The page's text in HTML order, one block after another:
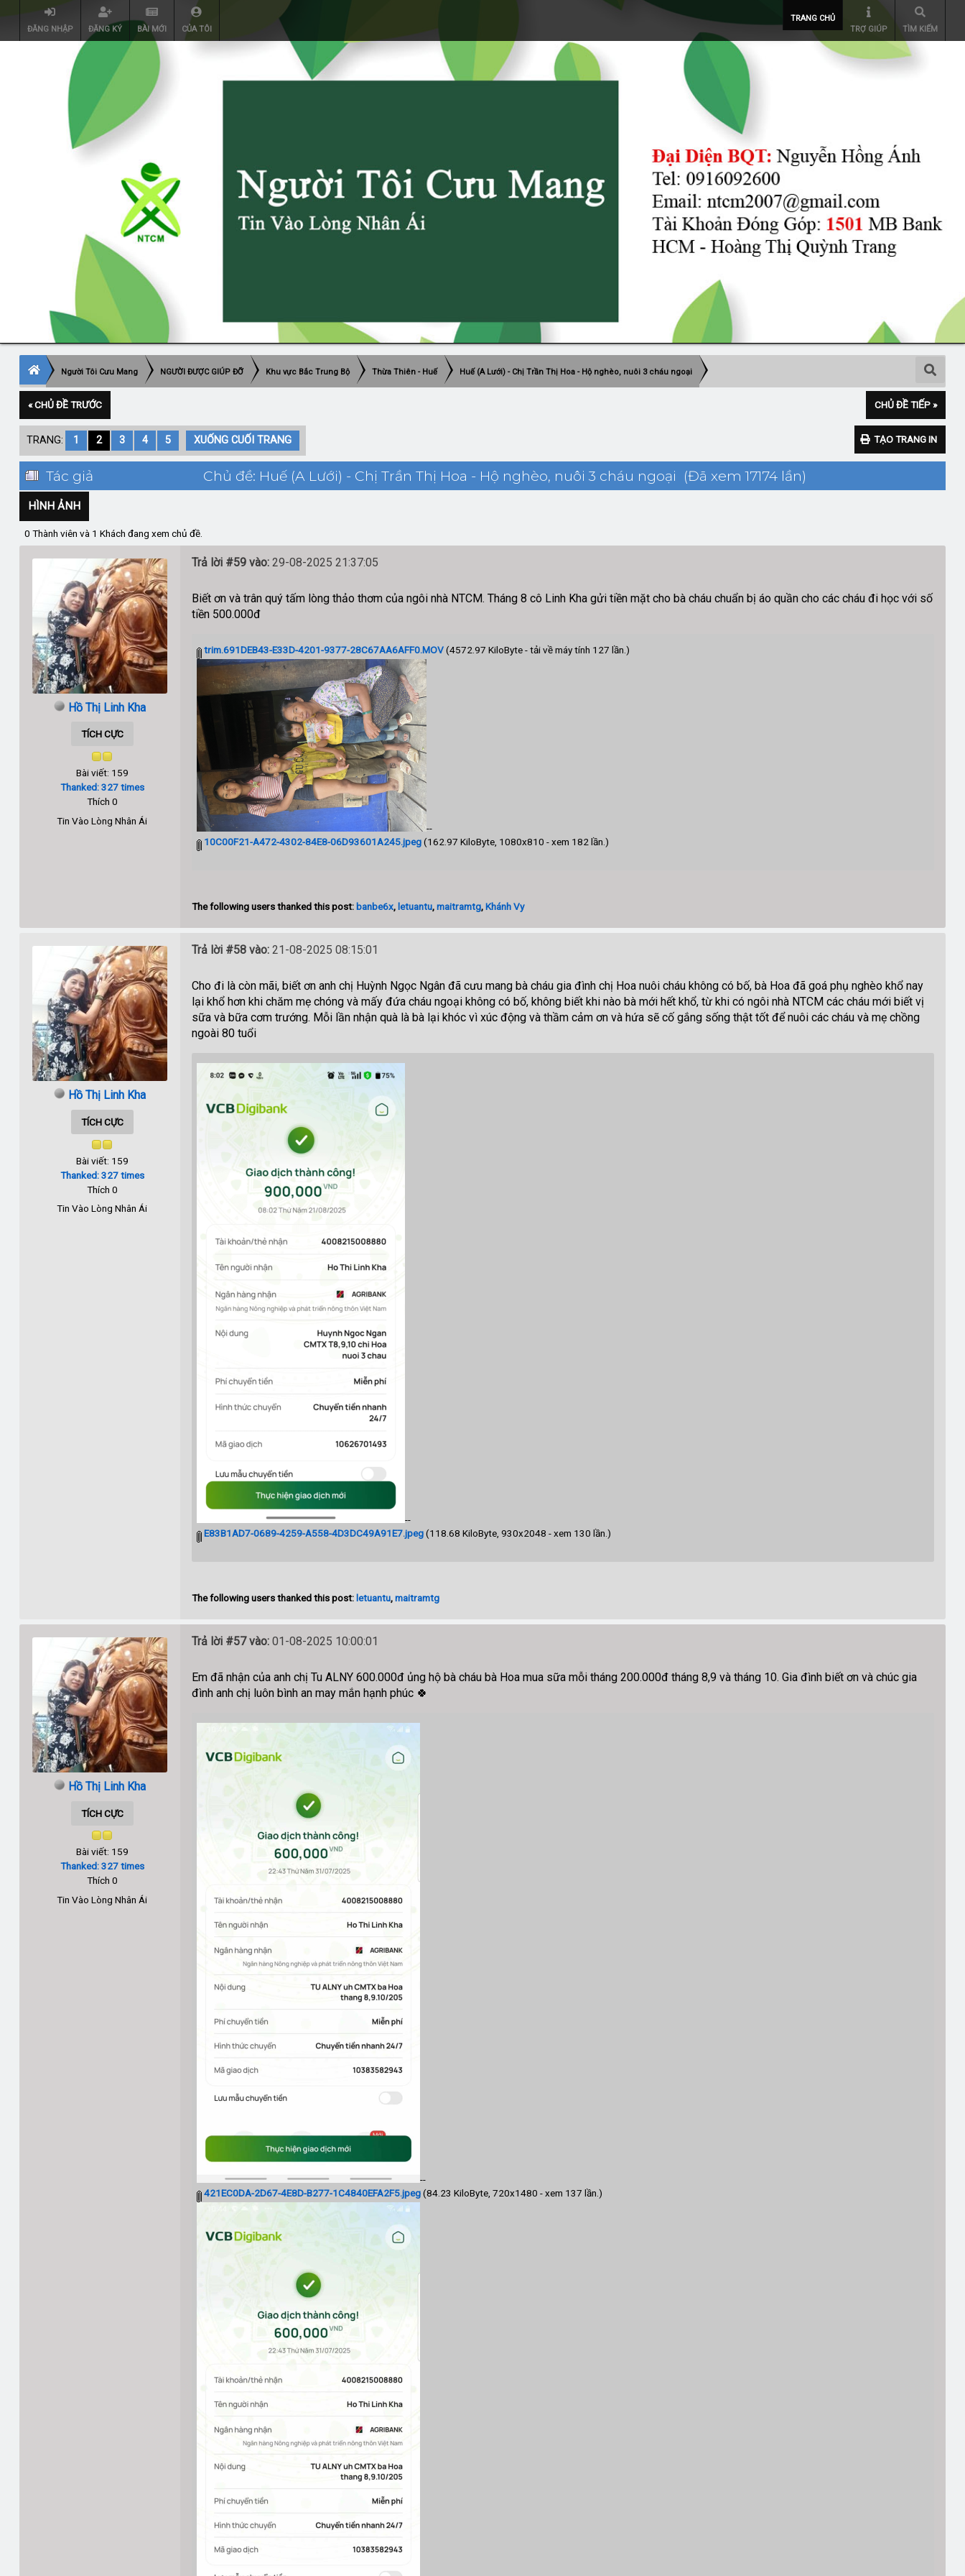
ĐĂNG NHẬP ĐĂNG KÝ BÀI MỚI CỦA TÔI
TRANG CHỦ
TRỢ GIÚP
TÌM KIẾM
Người Tôi Cưu Mang NGƯỜI ĐƯỢC GIÚP ĐỠ Khu vực Bắc Trung Bộ Thừa Thiên - Huế Huế (A Lưới) - Chị Trần Thị Hoa - Hộ nghèo, nuôi 3 cháu ngoại
« CHỦ ĐỀ TRƯỚC CHỦ ĐỀ TIẾP »
TẠO TRANG IN
TRANG: 1 2 3 4 5 XUỐNG CUỐI TRANG
Tác giả Chủ đề: Huế (A Lưới) - Chị Trần Thị Hoa - Hộ nghèo, nuôi 3 cháu ngoại (Đã xem 17174 lần)
HÌNH ẢNH
0 Thành viên và 1 Khách đang xem chủ đề.
Hồ Thị Linh Kha
TÍCH CỰC
Bài viết: 159
Thanked: 327 times
Thích 0
Tin Vào Lòng Nhân Ái
Trả lời #59 vào:29-08-2025 21:37:05
Biết ơn và trân quý tấm lòng thảo thơm của ngôi nhà NTCM. Tháng 8 cô Linh Kha gửi tiền mặt cho bà cháu chuẩn bị áo quần cho các cháu đi học với số
tiền 500.000đ
trim.691DEB43-E33D-4201-9377-28C67AA6AFF0.MOV(4572.97 KiloByte - tải về máy tính 127 lần.)
--
10C00F21-A472-4302-84E8-06D93601A245.jpeg(162.97 KiloByte, 1080x810 - xem 182 lần.)
The following users thanked this post: banbe6x, letuantu,maitramtg,Khánh Vy
Hồ Thị Linh Kha
TÍCH CỰC
Bài viết: 159
Thanked: 327 times
Thích 0
Tin Vào Lòng Nhân Ái
Trả lời #58 vào:21-08-2025 08:15:01
Cho đi là còn mãi, biết ơn anh chị Huỳnh Ngọc Ngân đã cưu mang bà cháu gia đình chị Hoa nuôi cháu không có bố, bà Hoa đã goá phụ nghèo khổ nay
lại khổ hơn khi chăm mẹ chóng và mấy đứa cháu ngoại không có bố, không biết khi nào bà mới hết khổ, từ khi có ngôi nhà NTCM các cháu mới biết vị
sữa và bữa cơm trướng. Mỗi lần nhận quà là bà lại khóc vì xúc động và thầm cảm ơn và hứa sẽ cố gắng sống thật tốt để nuôi các cháu và mẹ chồng
ngoài 80 tuổi
--
E83B1AD7-0689-4259-A558-4D3DC49A91E7.jpeg(118.68 KiloByte, 930x2048 - xem 130 lần.)
The following users thanked this post: letuantu,maitramtg
Hồ Thị Linh Kha
TÍCH CỰC
Bài viết: 159
Thanked: 327 times
Thích 0
Tin Vào Lòng Nhân Ái
Trả lời #57 vào:01-08-2025 10:00:01
Em đã nhận của anh chị Tu ALNY 600.000đ ủng hộ bà cháu bà Hoa mua sữa mỗi tháng 200.000đ tháng 8,9 và tháng 10. Gia đình biết ơn và chúc gia
đình anh chị luôn bình an may mắn hạnh phúc 🍀
--
421EC0DA-2D67-4E8D-B277-1C4840EFA2F5.jpeg(84.23 KiloByte, 720x1480 - xem 137 lần.)